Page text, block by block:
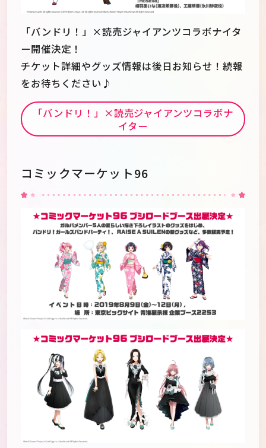
「バンドリ！」×読売ジャイアンツコラボナイタ
ー開催決定！
チケット詳細やグッズ情報は後日お知らせ！続報
をお待ちください♪
「バンドリ！」×読売ジャイアンツコラボナ
イター
コミックマーケット96